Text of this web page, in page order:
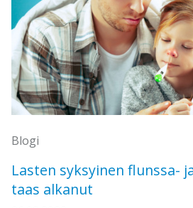
Blogi
Lasten syksyinen flunssa-
taas alkanut